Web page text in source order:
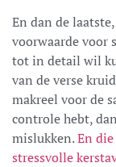
En dan de
voorwaarde voor
tot in detail wil
van de verse
makreel voor de
controle hebt,
mislukken.En
stressvolle